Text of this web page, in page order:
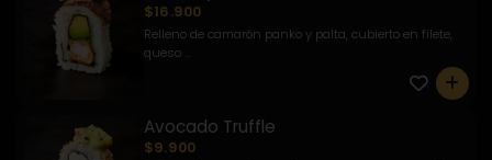
$16.900
Relleno de camarón panko y palta, cubierto en filete,
queso ...
0
Avocado Truffle
$9.900